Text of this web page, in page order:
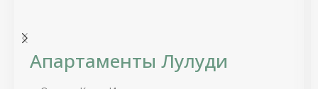
Апартаменты Лулуди